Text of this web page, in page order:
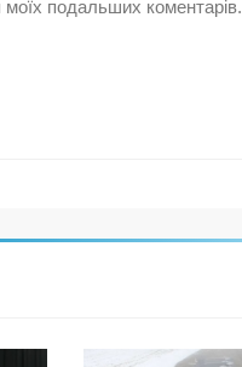
подальших коментарів.